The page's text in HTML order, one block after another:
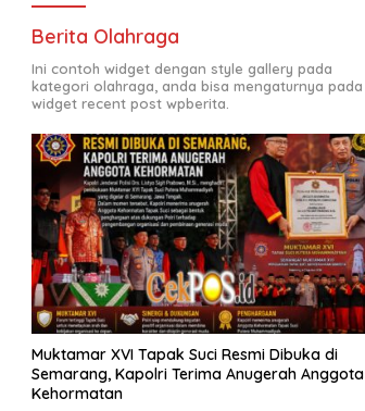
Berita Olahraga
Ini contoh widget dengan style gallery pada
kategori olahraga, anda bisa mengaturnya pada
widget recent post wpberita.
Muktamar XVI Tapak Suci Resmi Dibuka di
Semarang, Kapolri Terima Anugerah Anggota
Kehormatan